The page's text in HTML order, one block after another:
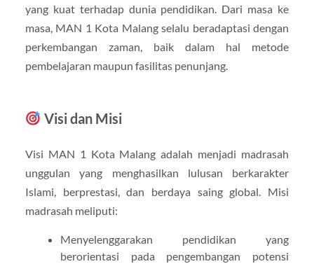
yang kuat terhadap dunia pendidikan. Dari masa ke
masa, MAN 1 Kota Malang selalu beradaptasi dengan
perkembangan zaman, baik dalam hal metode
pembelajaran maupun fasilitas penunjang.
Visi dan Misi
Visi MAN 1 Kota Malang adalah menjadi madrasah
unggulan yang menghasilkan lulusan berkarakter
Islami, berprestasi, dan berdaya saing global. Misi
madrasah meliputi:
Menyelenggarakan pendidikan yang
berorientasi pada pengembangan potensi